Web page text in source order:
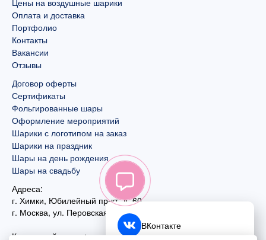
Цены на воздушные шарики
Оплата и доставка
Портфолио
Контакты
Вакансии
Отзывы
Договор оферты
Сертификаты
Фольгированные шары
Оформление мероприятий
Шарики с логотипом на заказ
Шарики на праздник
Шары на день рождения
Шары на свадьбу
Адреса:
г. Химки, Юбилейный пр-кт, д. 60
г. Москва, ул. Перовская, д. 59
Контактный номер:
ВКонтакте